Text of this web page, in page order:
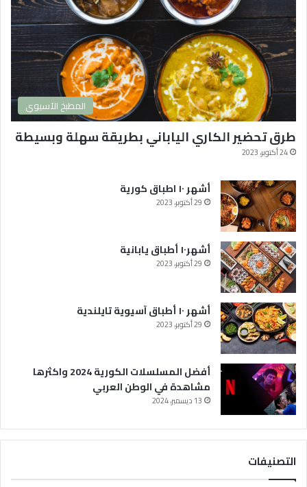
ة
2
0
2
4
و
ا
ث
ر
ه
م
ش
ا
ه
د
ة
ف
ي
ا
ل
و
ط
ن
ا
ل
ع
ر
ب
ي
المطبخ الآسيوي
طرق تحضير الكاري الياباني بطريقة سهلة وبسيطة
24 أكتوبر، 2023
أشهر ١٠ اطباق كورية
29 أكتوبر، 2023
أشهر١٠ أطباق يابانية
29 أكتوبر، 2023
أشهر ١٠ أطباق آسيوية تايلندية
29 أكتوبر، 2023
أفضل المسلسلات الكورية 2024 واكثرها
مشاهدة في الوطن العربي
13 ديسمبر، 2024
التصنيفات